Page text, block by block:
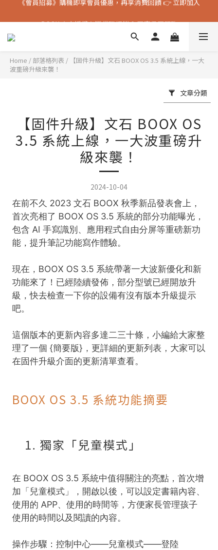
《會員招募》購機即享會員優惠，再享消費回饋 👉 立即加入
Home / 部落格列表 /
【固件升級】文石 BOOX OS 3.5 系統上線，一大
波重磅升級來襲！
文章分類
【固件升級】文石 BOOX OS
3.5 系統上線，一大波重磅升
級來襲！
2024-10-04
在前不久 2023 文石 BOOX 秋季新品發表會上，
首次亮相了 BOOX OS 3.5 系統的部分功能曝光，
包含 AI 手寫識別、應用程式自由分屏等重磅新功
能，提升筆記功能寫作體驗。
現在，BOOX OS 3.5 系統帶著一大波新優化和新
功能來了！已經陸續發佈，部分型號已經開放升
級，快去檢查一下你的設備有沒有版本升級提示
吧。
這個版本的更新內容多達二三十條，小編給大家整
理了一個 {簡要版}，更詳細的更新列表，大家可以
在固件升級介面的更新清單查看。
BOOX OS 3.5 系統功能摘要
1. 獨家「兒童模式」
在 BOOX OS 3.5 系統中值得關注的亮點，首次增
加「兒童模式」，開啟以後，可以設定書籍內容、
使用的 APP、使用的時間等，方便家長管理孩子
使用的時間以及閱讀的內容。
操作步驟：控制中心——兒童模式——登陸